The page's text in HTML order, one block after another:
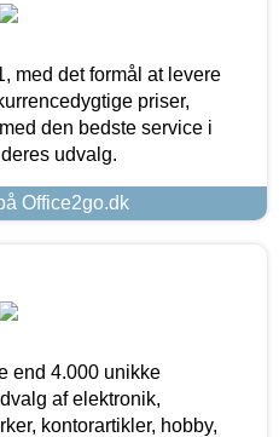
med det formål at levere
priser,
den bedste service i
udvalg.
Office2go.dk
end 4.000 unikke
af elektronik,
kontorartikler, hobby,